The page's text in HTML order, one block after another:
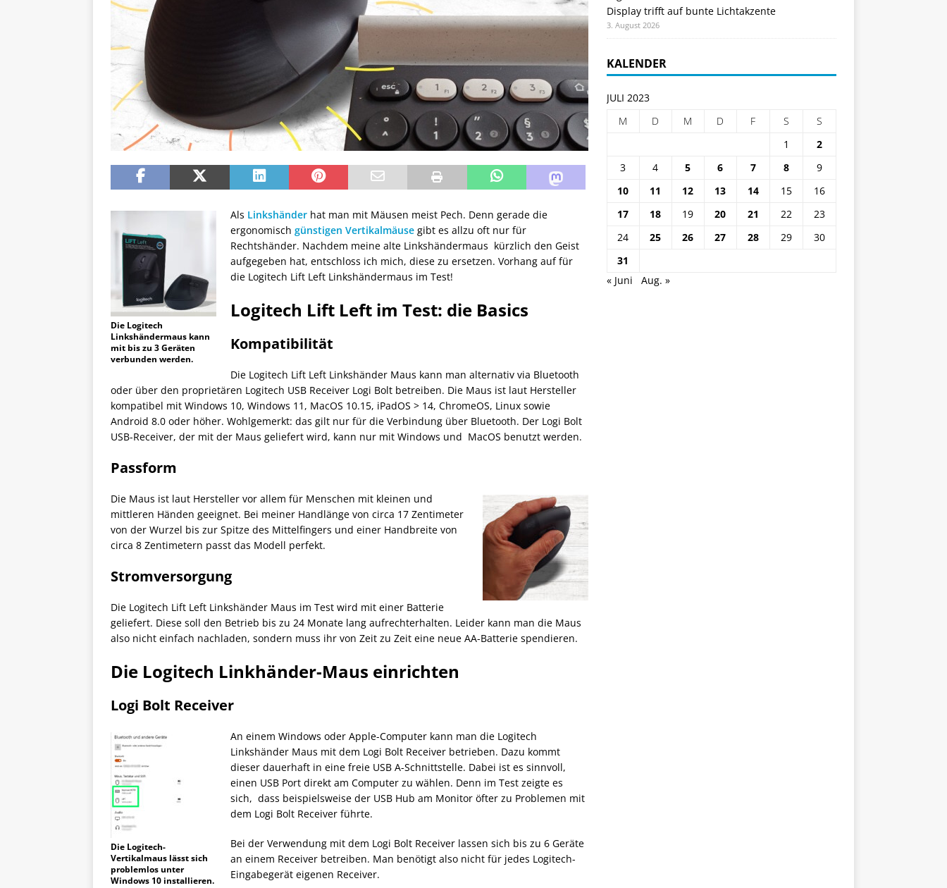
Die Logitech
Linkshändermaus kann
mit bis zu 3 Geräten
verbunden werden.
Als Linkshänder hat man mit Mäusen meist Pech. Denn gerade die
ergonomisch günstigen Vertikalmäuse gibt es allzu oft nur für
Rechtshänder. Nachdem meine alte Linkshändermaus kürzlich den Geist
aufgegeben hat, entschloss ich mich, diese zu ersetzen. Vorhang auf für
die Logitech Lift Left Linkshändermaus im Test!
Logitech Lift Left im Test: die Basics
Kompatibilität
Die Logitech Lift Left Linkshänder Maus kann man alternativ via Bluetooth
oder über den proprietären Logitech USB Receiver Logi Bolt betreiben. Die Maus ist laut Hersteller
kompatibel mit Windows 10, Windows 11, MacOS 10.15, iPadOS > 14, ChromeOS, Linux sowie
Android 8.0 oder höher. Wohlgemerkt: das gilt nur für die Verbindung über Bluetooth. Der Logi Bolt
USB-Receiver, der mit der Maus geliefert wird, kann nur mit Windows und MacOS benutzt werden.
Passform
Die Maus ist laut Hersteller vor allem für Menschen mit kleinen und
mittleren Händen geeignet. Bei meiner Handlänge von circa 17 Zentimeter
von der Wurzel bis zur Spitze des Mittelfingers und einer Handbreite von
circa 8 Zentimetern passt das Modell perfekt.
Stromversorgung
Die Logitech Lift Left Linkshänder Maus im Test wird mit einer Batterie
geliefert. Diese soll den Betrieb bis zu 24 Monate lang aufrechterhalten. Leider kann man die Maus
also nicht einfach nachladen, sondern muss ihr von Zeit zu Zeit eine neue AA-Batterie spendieren.
Die Logitech Linkhänder-Maus einrichten
Logi Bolt Receiver
Die Logitech-
Vertikalmaus lässt sich
problemlos unter
Windows 10 installieren.
An einem Windows oder Apple-Computer kann man die Logitech
Linkshänder Maus mit dem Logi Bolt Receiver betrieben. Dazu kommt
dieser dauerhaft in eine freie USB A-Schnittstelle. Dabei ist es sinnvoll,
einen USB Port direkt am Computer zu wählen. Denn im Test zeigte es
sich, dass beispielsweise der USB Hub am Monitor öfter zu Problemen mit
dem Logi Bolt Receiver führte.
Bei der Verwendung mit dem Logi Bolt Receiver lassen sich bis zu 6 Geräte
an einem Receiver betreiben. Man benötigt also nicht für jedes Logitech-
Eingabegerät eigenen Receiver.
Display trifft auf bunte Lichtakzente
3. August 2026
KALENDER
JULI 2023
M
D M D F S
S
1
2
3
4 5 6 7 8
9
10
11 12 13 14 15
16
17
18 19 20 21 22
23
24
25 26 27 28 29
30
31
« Juni
Aug. »